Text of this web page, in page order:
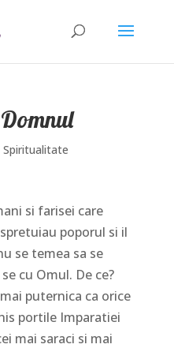
Spiritualitate
si farisei care
poporul si il
se temea sa se
cu Omul. De ce?
puternica ca orice
portile Imparatiei
mai saraci si mai